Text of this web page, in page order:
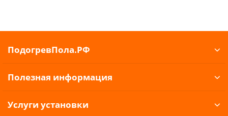
ПодогревПола.РФ
Полезная информация
Услуги установки